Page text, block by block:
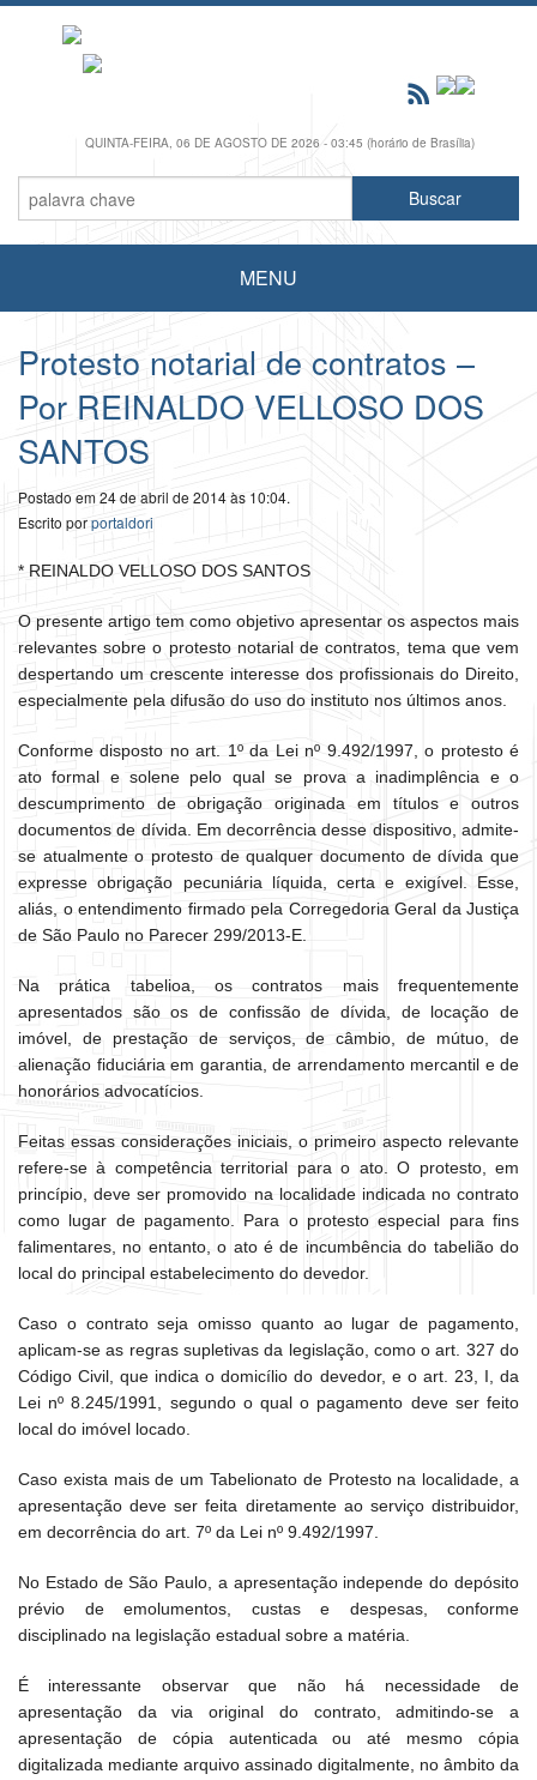
QUINTA-FEIRA, 06 DE AGOSTO DE 2026 - 03:45 (horário de Brasília)
MENU
Protesto notarial de contratos –
Por REINALDO VELLOSO DOS
SANTOS
Postado em 24 de abril de 2014 às 10:04.
Escrito porportaldori
* REINALDO VELLOSO DOS SANTOS
O presente artigo tem como objetivo apresentar os aspectos mais
relevantes sobre o protesto notarial de contratos, tema que vem
despertando um crescente interesse dos profissionais do Direito,
especialmente pela difusão do uso do instituto nos últimos anos.
Conforme disposto no art. 1º da Lei nº 9.492/1997, o protesto é
ato formal e solene pelo qual se prova a inadimplência e o
descumprimento de obrigação originada em títulos e outros
documentos de dívida. Em decorrência desse dispositivo, admite-
se atualmente o protesto de qualquer documento de dívida que
expresse obrigação pecuniária líquida, certa e exigível. Esse,
aliás, o entendimento firmado pela Corregedoria Geral da Justiça
de São Paulo no Parecer 299/2013-E.
Na prática tabelioa, os contratos mais frequentemente
apresentados são os de confissão de dívida, de locação de
imóvel, de prestação de serviços, de câmbio, de mútuo, de
alienação fiduciária em garantia, de arrendamento mercantil e de
honorários advocatícios.
Feitas essas considerações iniciais, o primeiro aspecto relevante
refere-se à competência territorial para o ato. O protesto, em
princípio, deve ser promovido na localidade indicada no contrato
como lugar de pagamento. Para o protesto especial para fins
falimentares, no entanto, o ato é de incumbência do tabelião do
local do principal estabelecimento do devedor.
Caso o contrato seja omisso quanto ao lugar de pagamento,
aplicam-se as regras supletivas da legislação, como o art. 327 do
Código Civil, que indica o domicílio do devedor, e o art. 23, I, da
Lei nº 8.245/1991, segundo o qual o pagamento deve ser feito
local do imóvel locado.
Caso exista mais de um Tabelionato de Protesto na localidade, a
apresentação deve ser feita diretamente ao serviço distribuidor,
em decorrência do art. 7º da Lei nº 9.492/1997.
No Estado de São Paulo, a apresentação independe do depósito
prévio de emolumentos, custas e despesas, conforme
disciplinado na legislação estadual sobre a matéria.
É interessante observar que não há necessidade de
apresentação da via original do contrato, admitindo-se a
apresentação de cópia autenticada ou até mesmo cópia
digitalizada mediante arquivo assinado digitalmente, no âmbito da